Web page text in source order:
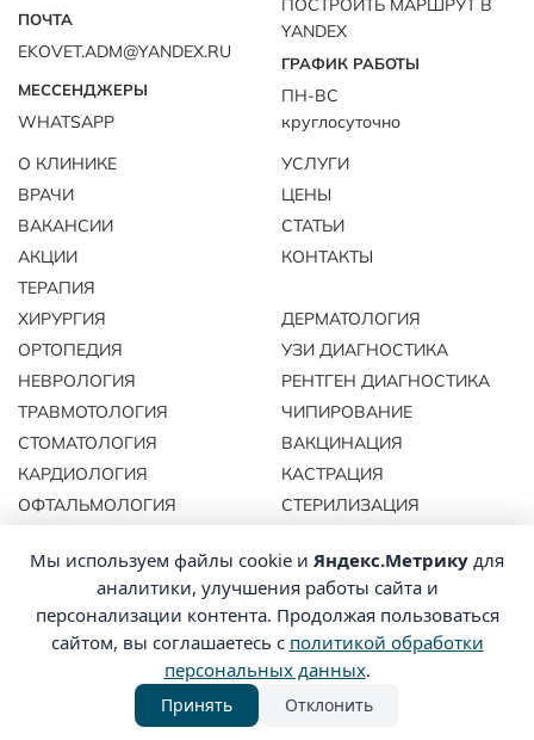
ПОЧТА
EKOVET.ADM@YANDEX.RU
МЕССЕНДЖЕРЫ
WHATSAPP
ПОСТРОИТЬ МАРШРУТ В
YANDEX
ГРАФИК РАБОТЫ
ПН-ВС
круглосуточно
О КЛИНИКЕ
ВРАЧИ
ВАКАНСИИ
АКЦИИ
ТЕРАПИЯ
ХИРУРГИЯ
ОРТОПЕДИЯ
НЕВРОЛОГИЯ
ТРАВМОТОЛОГИЯ
СТОМАТОЛОГИЯ
КАРДИОЛОГИЯ
ОФТАЛЬМОЛОГИЯ
УСЛУГИ
ЦЕНЫ
СТАТЬИ
КОНТАКТЫ
ДЕРМАТОЛОГИЯ
УЗИ ДИАГНОСТИКА
РЕНТГЕН ДИАГНОСТИКА
ЧИПИРОВАНИЕ
ВАКЦИНАЦИЯ
КАСТРАЦИЯ
СТЕРИЛИЗАЦИЯ
Политика
конфиденциальности
Политика
© 2026 ЭКОВЕТ. Все права
защищены.
WEBEXLAB
Мы используем файлы cookie и Яндекс.Метрику для
аналитики, улучшения работы сайта и
персонализации контента. Продолжая пользоваться
сайтом, вы соглашаетесь с политикой обработки
персональных данных.
Принять Отклонить